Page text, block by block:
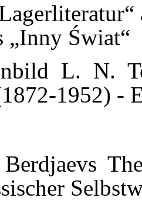
„Inny Świat“
L. N.
1952) -